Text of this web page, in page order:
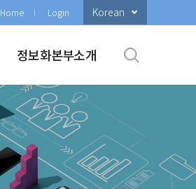
Home Login Korean
정보화본부소개